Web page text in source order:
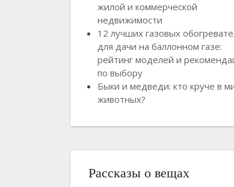
жилой и коммерческой
недвижимости
12 лучших газовых
для дачи на баллонном газе:
рейтинг моделей и
по выбору
Быки и медведи: кто круче в
животных?
Рассказы о вещах